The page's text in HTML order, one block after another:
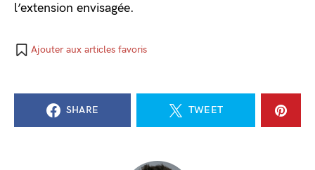
l’extension envisagée.
Ajouter aux articles favoris
SHARE TWEET